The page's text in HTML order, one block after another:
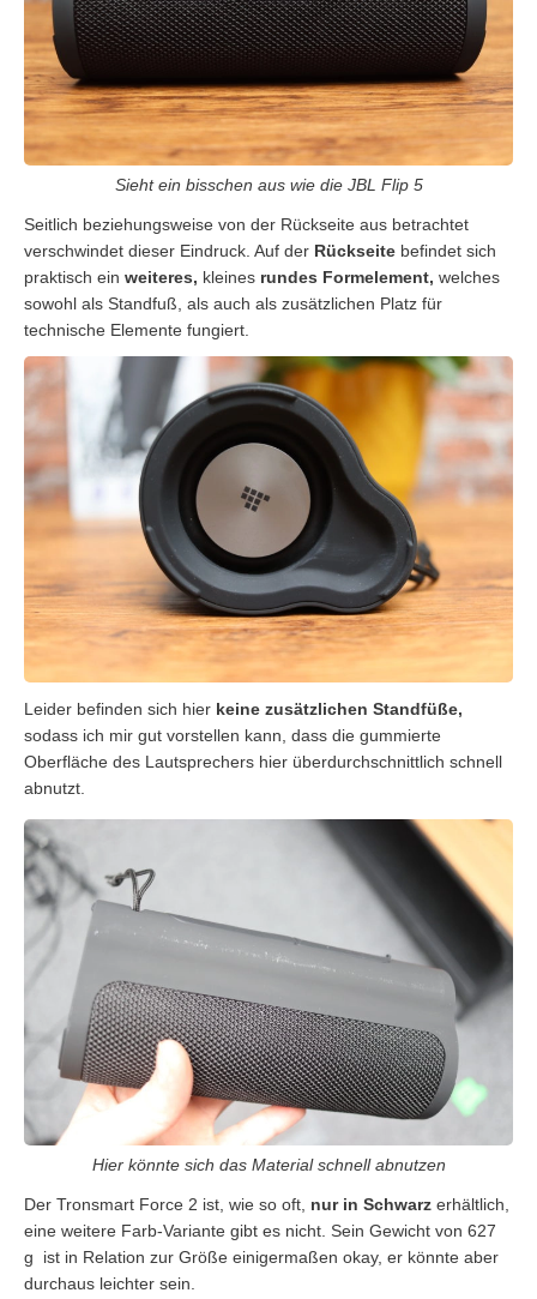
Sieht ein bisschen aus wie die JBL Flip 5
Seitlich beziehungsweise von der Rückseite aus betrachtet
verschwindet dieser Eindruck. Auf der Rückseite befindet sich
praktisch ein weiteres, kleines rundes Formelement, welches
sowohl als Standfuß, als auch als zusätzlichen Platz für
technische Elemente fungiert.
Leider befinden sich hier keine zusätzlichen Standfüße,
sodass ich mir gut vorstellen kann, dass die gummierte
Oberfläche des Lautsprechers hier überdurchschnittlich schnell
abnutzt.
Hier könnte sich das Material schnell abnutzen
Der Tronsmart Force 2 ist, wie so oft, nur in Schwarz erhältlich,
eine weitere Farb-Variante gibt es nicht. Sein Gewicht von 627
g ist in Relation zur Größe einigermaßen okay, er könnte aber
durchaus leichter sein.